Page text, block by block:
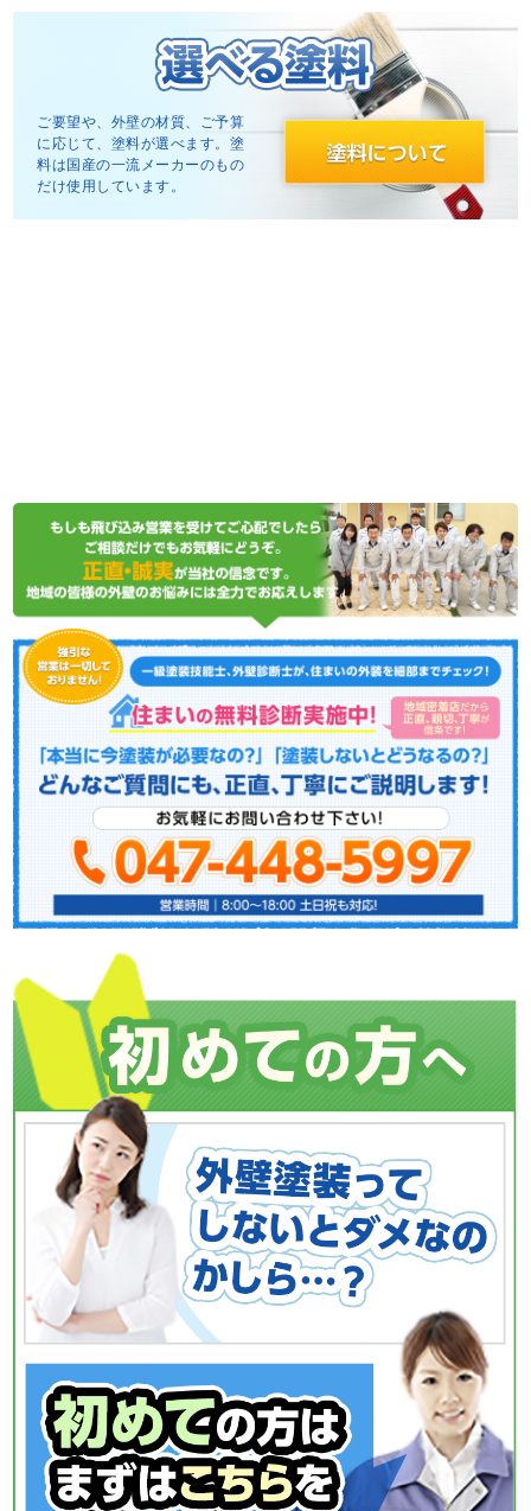
ご要望や、外壁の材質、ご予算
に応じて、塗料が選べます。塗
料は国産の一流メーカーのもの
だけ使用しています。